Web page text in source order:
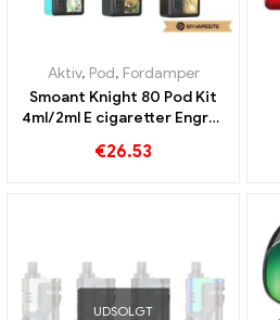
Aktiv, Pod, Fordamper
Smoant Knight 80 Pod Kit
4ml/2ml E cigaretter Engros
€26.53
UDSOLGT